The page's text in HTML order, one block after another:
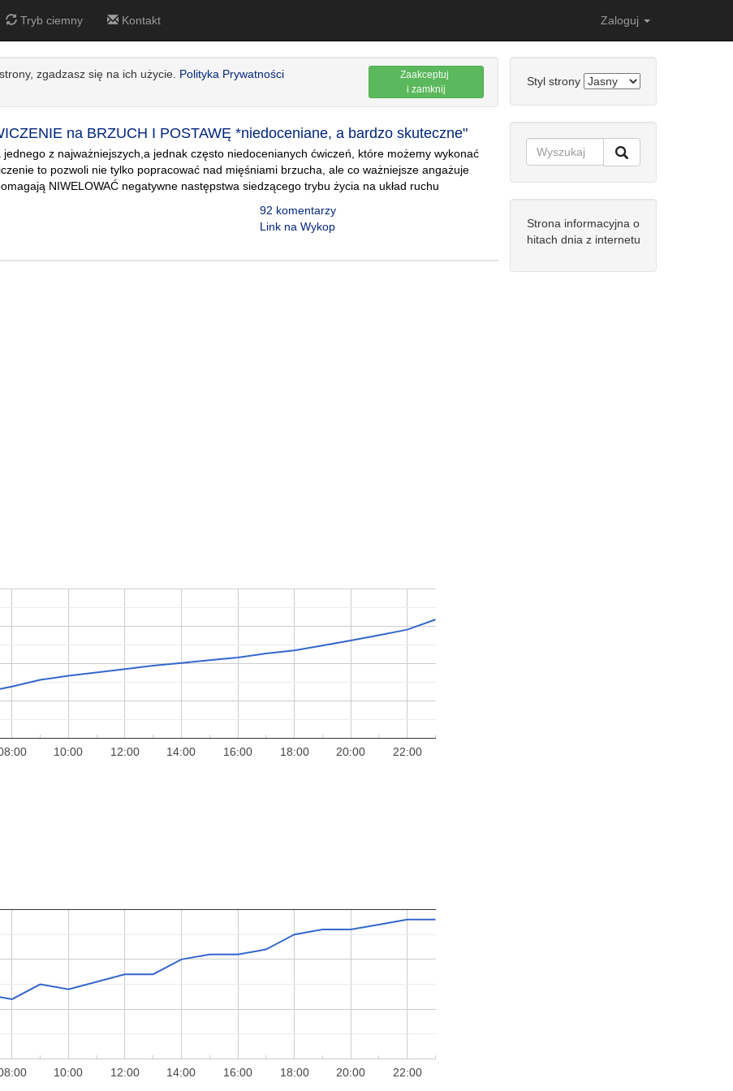
Tryb ciemny Kontakt Zaloguj
zgadzasz się na ich użycie. Polityka Prywatności
Zaakceptuj
i zamknij
na BRZUCH I POSTAWĘ *niedoceniane, a bardzo skuteczne"
z najważniejszych,a jednak często niedocenianych ćwiczeń, które możemy wykonać
to pozwoli nie tylko popracować nad mięśniami brzucha, ale co ważniejsze angażuje
NIWELOWAĆ negatywne następstwa siedzącego trybu życia na układ ruchu
92 komentarzy
Link na Wykop
10:00 12:00 14:00 16:00 18:00 20:00 22:00
10:00 12:00 14:00 16:00 18:00 20:00 22:00
Styl strony
Strona informacyjna o
hitach dnia z internetu